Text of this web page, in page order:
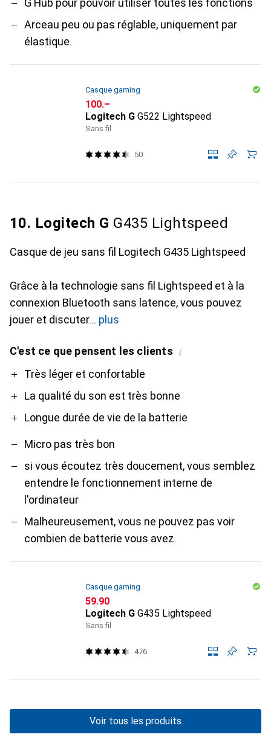
G Hub pour pouvoir utiliser toutes les fonctions
Arceau peu ou pas réglable, uniquement par
élastique.
Casque gaming
CHF
100.–
Logitech G G522 Lightspeed
Sans fil
50
10. Logitech G G435 Lightspeed
Casque de jeu sans fil Logitech G435 Lightspeed
Grâce à la technologie sans fil Lightspeed et à la
connexion Bluetooth sans latence, vous pouvez
jouer et discuter
plus
C'est ce que pensent les clients i
ProTrès léger et confortable
La qualité du son est très bonne
Longue durée de vie de la batterie
Contre
Micro pas très bon
si vous écoutez très doucement, vous semblez
entendre le fonctionnement interne de
l'ordinateur
Malheureusement, vous ne pouvez pas voir
combien de batterie vous avez.
Casque gaming
CHF
59.90
Logitech G G435 Lightspeed
Sans fil
476
Voir tous les produits